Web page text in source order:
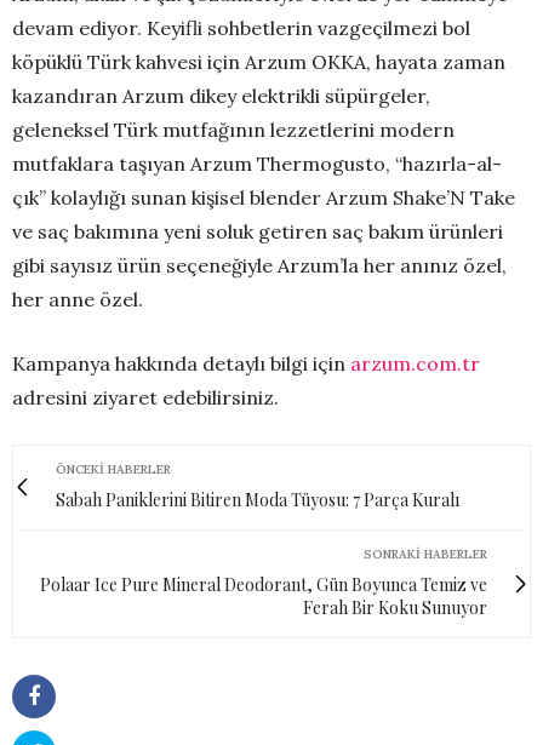
devam ediyor. Keyifli sohbetlerin vazgeçilmezi bol
köpüklü Türk kahvesi için Arzum OKKA, hayata zaman
kazandıran Arzum dikey elektrikli süpürgeler,
geleneksel Türk mutfağının lezzetlerini modern
mutfaklara taşıyan Arzum Thermogusto, “hazırla-al-
çık” kolaylığı sunan kişisel blender Arzum Shake’N Take
ve saç bakımına yeni soluk getiren saç bakım ürünleri
gibi sayısız ürün seçeneğiyle Arzum’la her anınız özel,
her anne özel.
Kampanya hakkında detaylı bilgi için arzum.com.tr
adresini ziyaret edebilirsiniz.
ÖNCEKI HABERLER
Sabah Paniklerini Bitiren Moda Tüyosu: 7 Parça Kuralı
SONRAKI HABERLER
Polaar Ice Pure Mineral Deodorant, Gün Boyunca Temiz ve
Ferah Bir Koku Sunuyor